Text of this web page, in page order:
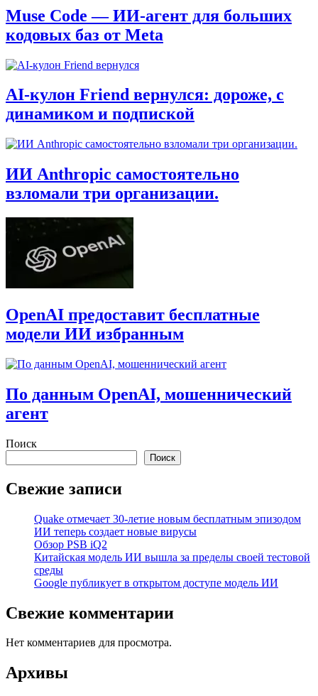
Muse Code — ИИ-агент для больших
кодовых баз от Meta
AI‑кулон Friend вернулся: дороже, с
динамиком и подпиской
ИИ Anthropic самостоятельно
взломали три организации.
OpenAI предоставит бесплатные
модели ИИ избранным
По данным OpenAI, мошеннический
агент
Поиск
Поиск
Свежие записи
Quake отмечает 30-летие новым бесплатным эпизодом
ИИ теперь создает новые вирусы
Обзор PSB iQ2
Китайская модель ИИ вышла за пределы своей тестовой
среды
Google публикует в открытом доступе модель ИИ
Свежие комментарии
Нет комментариев для просмотра.
Архивы